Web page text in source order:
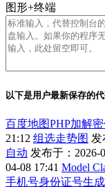
图形+终端
以下是用户最新保存的
百度地图PHP加解
21:12 组选走势图 发
自动 发布于：2026-
04-08 17:41 Model
手机号身份证号生成